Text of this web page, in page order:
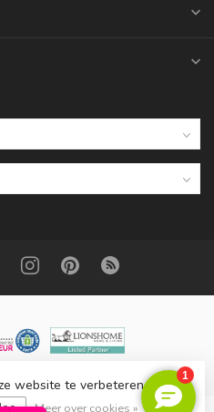
DecoMeubel ®
website te verbeteren. Is dat
Meer over cookies »